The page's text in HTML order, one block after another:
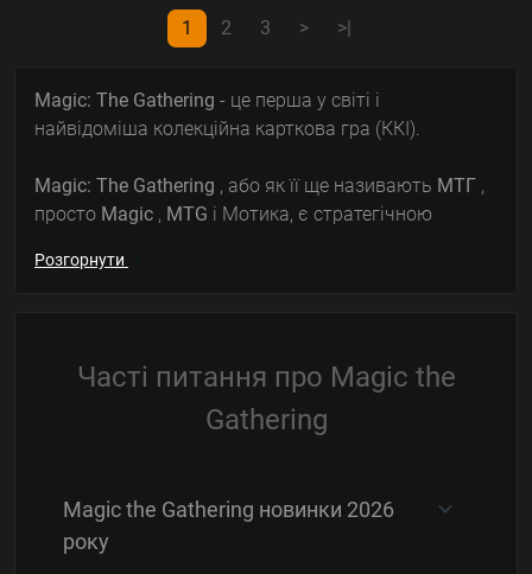
1 2 3 > >|
Magic: The Gathering - це перша у світі і
найвідоміша колекційна карткова гра (ККІ).
Magic: The Gathering , або як її ще називають МТГ ,
просто Magic , MTG і Мотика, є стратегічною
можна як у турнірах, так і між собою. Якщо
від обраної геймером тактики. Таким чином,
учасники ходять, завдаючи супернику «ураження».
Гра триває до останнього «життя» одного з гравців.
Гра була винайдена відомим математиком
Річардом Гарфілдом у далекому 1991 році. Річард
розвинув ідею популярного хобі середини 20-го
Розгорнути
Часті питання про Magic the
Gathering
Magic the Gathering новинки 2026
року